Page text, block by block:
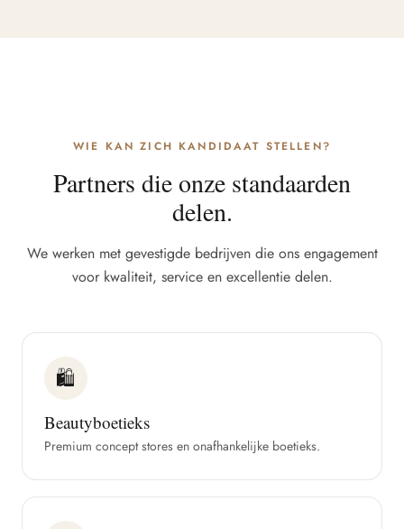
WIE KAN ZICH KANDIDAAT STELLEN?
Partners die onze standaarden
delen.
We werken met gevestigde bedrijven die ons engagement
voor kwaliteit, service en excellentie delen.
🛍
Beautyboetieks
Premium concept stores en onafhankelijke boetieks.